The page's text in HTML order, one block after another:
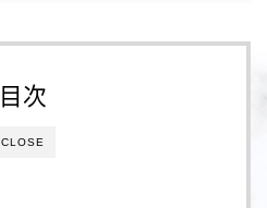
CLOSE
目次